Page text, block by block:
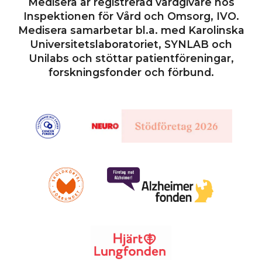
Inspektionen för Vård och Omsorg, IVO.
Medisera samarbetar bl.a. med Karolinska
Universitetslaboratoriet, SYNLAB och
Unilabs och stöttar patientföreningar,
forskningsfonder och förbund.